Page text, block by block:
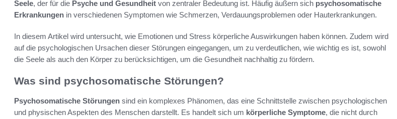
Seele, der für die Psyche und Gesundheit von zentraler Bedeutung ist. Häufig äußern sich psychosomatische
Erkrankungen in verschiedenen Symptomen wie Schmerzen, Verdauungsproblemen oder Hauterkrankungen.
In diesem Artikel wird untersucht, wie Emotionen und Stress körperliche Auswirkungen haben können. Zudem wird
auf die psychologischen Ursachen dieser Störungen eingegangen, um zu verdeutlichen, wie wichtig es ist, sowohl
die Seele als auch den Körper zu berücksichtigen, um die Gesundheit nachhaltig zu fördern.
Was sind psychosomatische Störungen?
Psychosomatische Störungen sind ein komplexes Phänomen, das eine Schnittstelle zwischen psychologischen
und physischen Aspekten des Menschen darstellt. Es handelt sich um körperliche Symptome, die nicht durch